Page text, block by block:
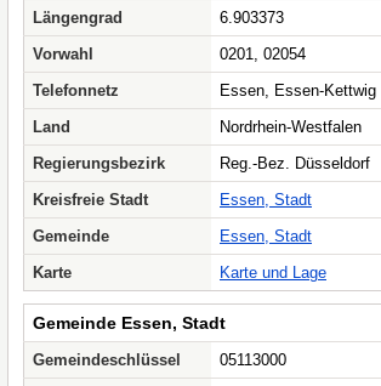
Längengrad
6.903373
Vorwahl
0201, 02054
Telefonnetz
Essen, Essen-Kettwig
Land
Nordrhein-Westfalen
Regierungsbezirk
Reg.-Bez. Düsseldorf
Kreisfreie Stadt
Essen, Stadt
Gemeinde
Essen, Stadt
Karte
Karte und Lage
Gemeinde Essen, Stadt
Gemeindeschlüssel
05113000